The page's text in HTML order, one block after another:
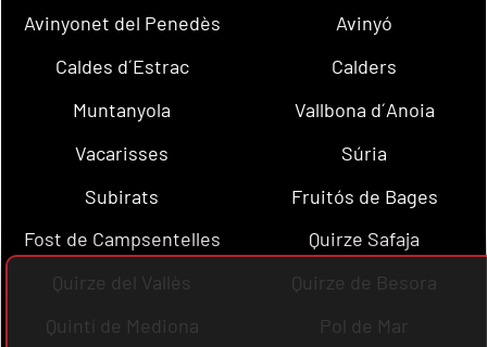
Avinyonet del Penedès
Avinyó
Caldes d´Estrac
Calders
Muntanyola
Vallbona d´Anoia
Vacarisses
Súria
Subirats
Fruitós de Bages
Fost de Campsentelles
Quirze Safaja
Quirze del Vallès
Quirze de Besora
Quintí de Mediona
Pol de Mar